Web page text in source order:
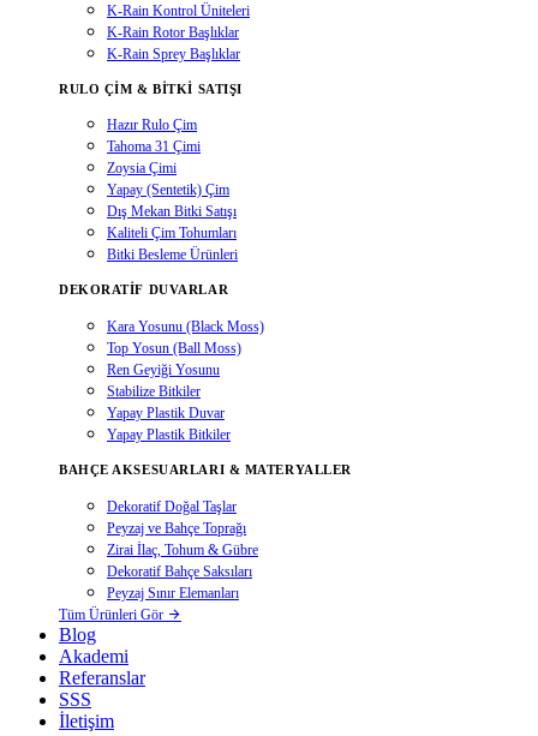
K-Rain Kontrol Üniteleri
K-Rain Rotor Başlıklar
K-Rain Sprey Başlıklar
RULO ÇIM & BITKI SATIŞI
Hazır Rulo Çim
Tahoma 31 Çimi
Zoysia Çimi
Yapay (Sentetik) Çim
Dış Mekan Bitki Satışı
Kaliteli Çim Tohumları
Bitki Besleme Ürünleri
DEKORATIF DUVARLAR
Kara Yosunu (Black Moss)
Top Yosun (Ball Moss)
Ren Geyiği Yosunu
Stabilize Bitkiler
Yapay Plastik Duvar
Yapay Plastik Bitkiler
BAHÇE AKSESUARLARI & MATERYALLER
Dekoratif Doğal Taşlar
Peyzaj ve Bahçe Toprağı
Zirai İlaç, Tohum & Gübre
Dekoratif Bahçe Saksıları
Peyzaj Sınır Elemanları
Tüm Ürünleri Gör
Blog
Akademi
Referanslar
SSS
İletişim